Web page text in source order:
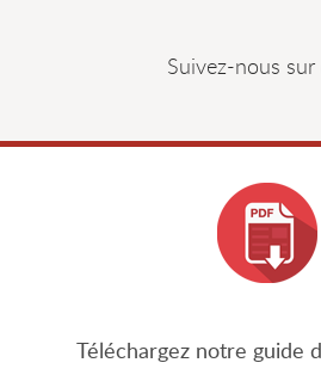
Suivez-nous sur
Téléchargez notre guide